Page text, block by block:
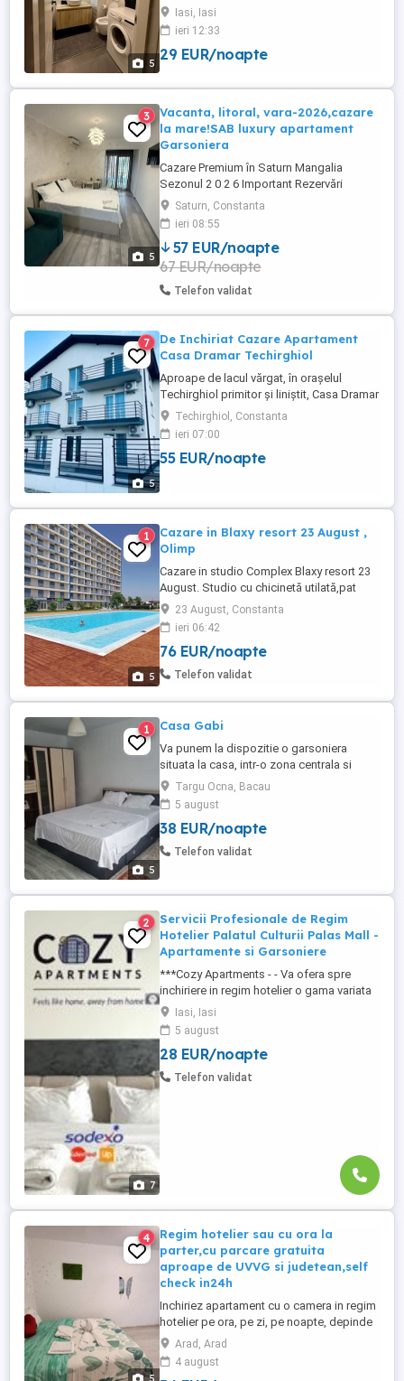
5
plata cu vochere de vacanță - se oferă
factura whatsapp: zero șapte patru noua
cinci cinci opt șapte zero cinci Descoperă
confortul de acasă în apartamentele AB
zone din Iași Palas, ...
Iasi, Iasi
ieri 12:33
29 EUR/noapte
5
3
Vacanta, litoral, vara-2026,cazare
la mare!SAB luxury apartament
Garsoniera
Cazare Premium în Saturn Mangalia
Sezonul 2 0 2 6 Important Rezervări
directe fără intermediari Comision 0%
Perioade valabile în limita disponibilității
Informații perioade libere, detalii
suplimentare cazare, și rezervări la
numărul Telefon WhatsApp : Marea ...
Saturn, Constanta
ieri 08:55
57 EUR/noapte
67 EUR/noapte
Telefon validat
5
7
De Inchiriat Cazare Apartament
Casa Dramar Techirghiol
Aproape de lacul vărgat, în orașelul
Techirghiol primitor și liniștit, Casa Dramar
își deschide porțile cu mult entuziasm și
dorința de a oferi oaspeților vacanțe de
neuitat. Casa Dramar vă pune la dispoziție
apartamente confortabile și moderne.
Techirghiol, Constanta
ieri 07:00
55 EUR/noapte
5
1
Cazare in Blaxy resort 23 August ,
Olimp
Cazare in studio Complex Blaxy resort 23
August. Studio cu chicinetă utilată,pat
matrimonial și canapea. Capacitate este
de trei adulți sau o familie compusă din
doii adulți și doi copii minori. Prețul este
de 400 pe noapte, minim două nopții, de
la trei nopți prețul este negociabil. Spre
23 August, Constanta
ieri 06:42
76 EUR/noapte
Telefon validat
5
1 Casa Gabi
Va punem la dispozitie o garsoniera
situata la casa, intr-o zona centrala si
linistita Aceasta se afla la 50 de metri de
autogara , la 60 metri de gara, si la mai
putin de 1 km de Salina Dispune de
bucatarie, baie , dormitor cu pat
matrimonial, internet , precum si loc de
Targu Ocna, Bacau
5 august
38 EUR/noapte
Telefon validat
7
2
Servicii Profesionale de Regim
Hotelier Palatul Culturii Palas Mall -
Apartamente si Garsoniere
***Cozy Apartments - - Va ofera spre
inchiriere in regim hotelier o gama variata
de apartamente si garsoniere situate in
puncte cheie ale orasului doar in
complexe rezidentiale noi: *Zona Palas
Mall - Centru - Complex Lazar Residence;
*Zona Palas Mall - Centru Complex Q
Iasi, Iasi
5 august
28 EUR/noapte
Telefon validat
5
4
Regim hotelier sau cu ora la
parter,cu parcare gratuita
aproape de UVVG si judetean,self
check in24h
Inchiriez apartament cu o camera in regim
hotelier pe ora, pe zi, pe noapte, depinde
fiecare cum doreste. Apartamentul este
situat primul la intrarea in parterul blocului
si asigura toata discretia de care aveti
Arad, Arad
4 august